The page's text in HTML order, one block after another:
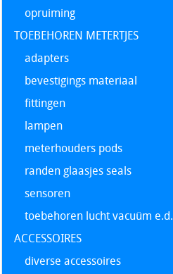
opruiming
TOEBEHOREN METERTJES
adapters
bevestigings materiaal
fittingen
lampen
meterhouders pods
randen glaasjes seals
sensoren
toebehoren lucht vacuüm e.d.
ACCESSOIRES
diverse accessoires